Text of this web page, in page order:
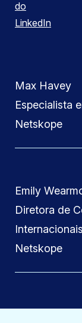
Max Havey
Especialista
Netskope
Emily
Diretora de
Netskope